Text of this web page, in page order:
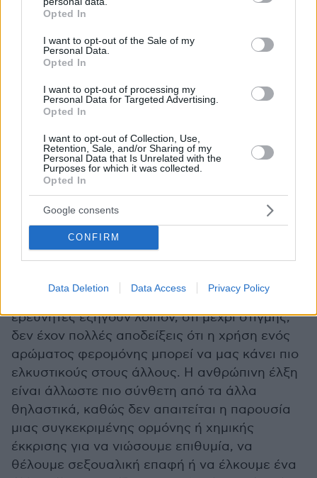
grant or deny consent to Google and its third-party tags to
use your data for below specified purposes in below Google
consent section.
Opted In
I want to opt-out of the Sale of my
Personal Data.
Opted In
I want to opt-out of processing my
Personal Data for Targeted Advertising.
Opted In
I want to opt-out of Collection, Use,
Retention, Sale, and/or Sharing of my
Personal Data that Is Unrelated with the
Purposes for which it was collected.
Opted In
Google consents
CONFIRM
Data Deletion Data Access Privacy Policy
οξέων που παράγονται από το κολπικό τοίχωμα
και ορισμένων χημικών ουσιών που υποτίθεται
ότι διεγείρουν τα αναπαραγωγικά και
αναπτυξιακά συστήματα. Τα
τεχνητές εκδοχές οσμής από ζώα όπως οι
γάτες civet, οι κάστορες, οι χοίροι και τα
ελάφια.Τα αρώματα αυτά όμως, πέρα από τη
διασφάλιση ότι είναι ασφαλή για τον άνθρωπο,
δεν ελέγχονται από το FDA, δηλαδή την
Υπηρεσία Τροφίμων και Φαρμάκων των ΗΠΑ,
οπότε οι εταιρείες δεν χρειάζεται να
αποκαλύπτουν με ακρίβεια τα συστατικά τους.
Αυτό μας κάνει να αναρωτιόμαστε αν όντως
αυτά τα αρώματα κάνουν τους ανθρώπους να
ερευνητές εξηγούν λοιπόν, ότι μέχρι στιγμής,
δεν έχον πολλές αποδείξεις ότι η χρήση ενός
αρώματος φερομόνης μπορεί να μας κάνει πιο
ελκυστικούς στους άλλους. Η ανθρώπινη έλξη
είναι άλλωστε πιο σύνθετη από τα άλλα
θηλαστικά, καθώς δεν απαιτείται η παρουσία
μιας συγκεκριμένης ορμόνης ή χημικής
έκκρισης για να νιώσουμε επιθυμία, να
θέλουμε σεξουαλική επαφή ή να έλκουμε ένα